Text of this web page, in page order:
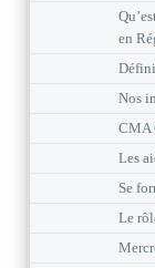
en
Nos
CMA
Les
Se
Le